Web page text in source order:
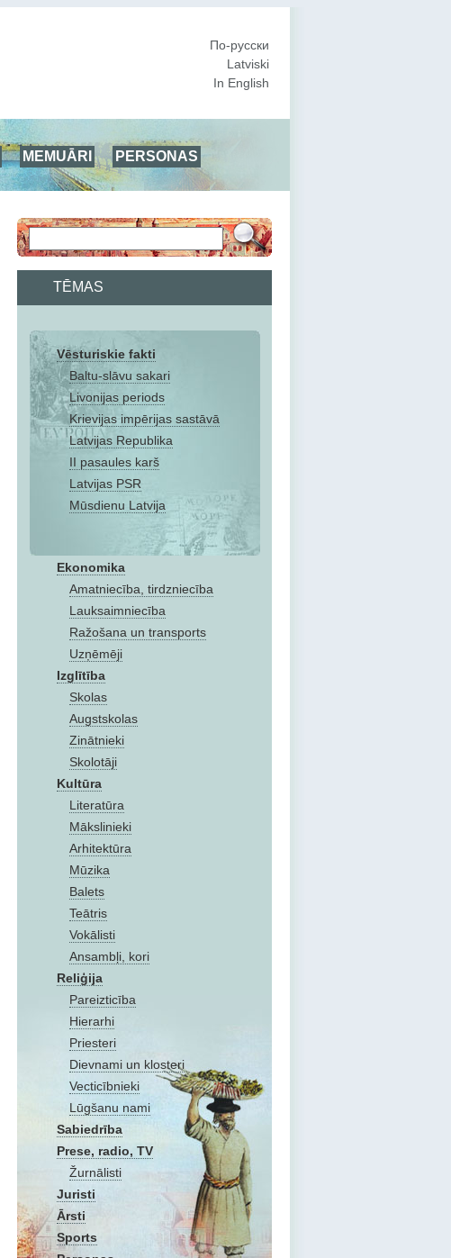
По-русски
Latviski
In English
MEMUĀRI
PERSONAS
TĒMAS
Vēsturiskie fakti
Baltu-slāvu sakari
Livonijas periods
Krievijas impērijas sastāvā
Latvijas Republika
II pasaules karš
Latvijas PSR
Mūsdienu Latvija
Ekonomika
Amatniecība, tirdzniecība
Lauksaimniecība
Ražošana un transports
Uzņēmēji
Izglītība
Skolas
Augstskolas
Zinātnieki
Skolotāji
Kultūra
Literatūra
Mākslinieki
Arhitektūra
Mūzika
Balets
Teātris
Vokālisti
Ansambļi, kori
Reliģija
Pareizticība
Hierarhi
Priesteri
Dievnami un klosteri
Vecticībnieki
Lūgšanu nami
Sabiedrība
Prese, radio, TV
Žurnālisti
Juristi
Ārsti
Sports